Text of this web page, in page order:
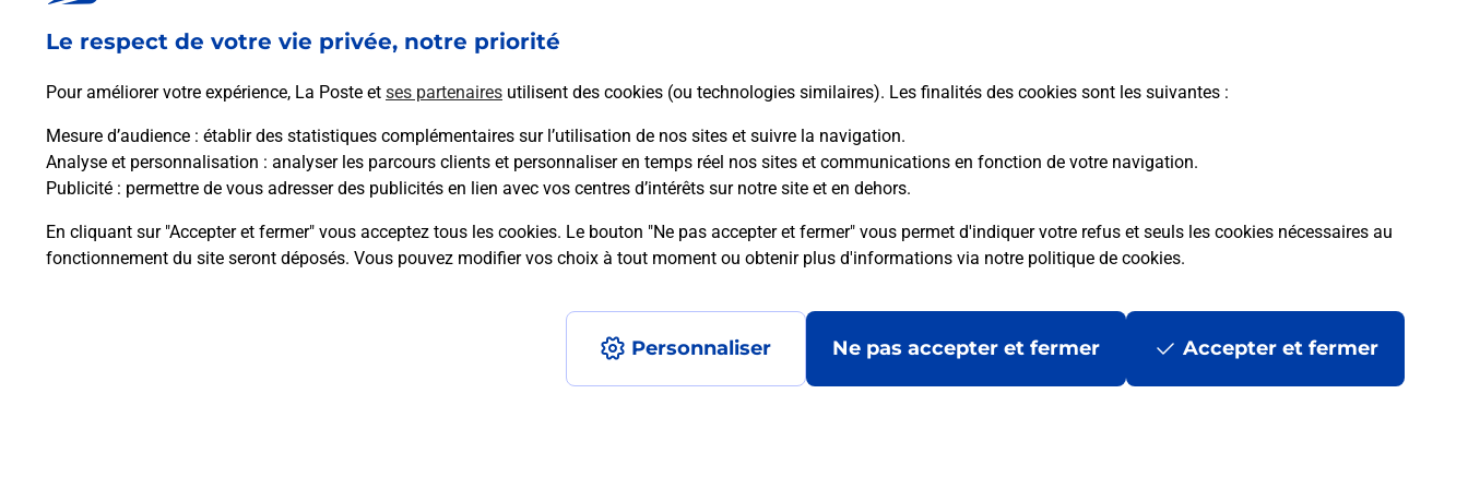
Le respect de votre vie privée, notre priorité
Pour améliorer votre expérience, La Poste et ses partenaires utilisent des cookies (ou technologies similaires). Les finalités des cookies sont les suivantes :
Mesure d’audience : établir des statistiques complémentaires sur l’utilisation de nos sites et suivre la navigation.
Analyse et personnalisation : analyser les parcours clients et personnaliser en temps réel nos sites et communications en fonction de votre navigation.
Publicité : permettre de vous adresser des publicités en lien avec vos centres d’intérêts sur notre site et en dehors.
En cliquant sur "Accepter et fermer" vous acceptez tous les cookies. Le bouton "Ne pas accepter et fermer" vous permet d'indiquer votre refus et seuls les cookies nécessaires au
fonctionnement du site seront déposés. Vous pouvez modifier vos choix à tout moment ou obtenir plus d'informations via notre politique de cookies.
Personnaliser Ne pas accepter et fermer Accepter et fermer
En savoir plus
Questions fréquemment posées
Comment envoyer un colis ou faire un retour chez un e-commerçant sans se déplacer ?